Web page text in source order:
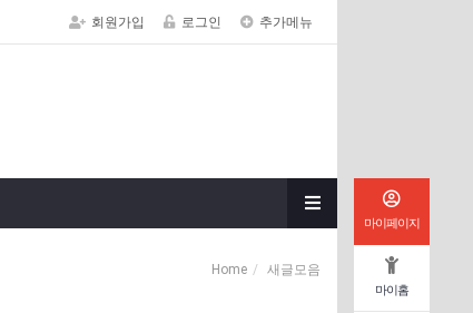
회원가입 로그인 추가메뉴
Home 새글모음
마이페이지
마이홈